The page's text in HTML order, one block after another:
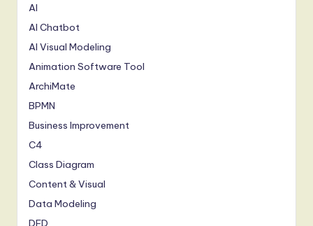
AI
AI Chatbot
AI Visual Modeling
Animation Software Tool
ArchiMate
BPMN
Business Improvement
C4
Class Diagram
Content & Visual
Data Modeling
DFD